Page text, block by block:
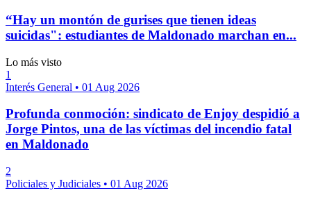
“Hay un montón de gurises que tienen ideas
suicidas": estudiantes de Maldonado marchan en...
Lo más visto
1
Interés General • 01 Aug 2026
Profunda conmoción: sindicato de Enjoy despidió a
Jorge Pintos, una de las víctimas del incendio fatal
en Maldonado
2
Policiales y Judiciales • 01 Aug 2026